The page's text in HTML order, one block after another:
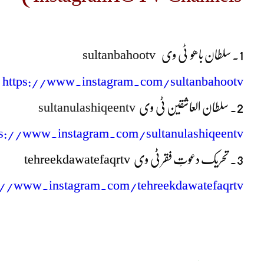
1. سلطان باھو ٹی وی sultanbahootv
https://www.instagram.com/sultanbahootv
2. سلطان العاشقین ٹی وی sultanulashiqeentv
www.instagram.com/sultanulashiqeentv
3. تحریک دعوتِ فقر ٹی وی tehreekdawatefaqrtv
www.instagram.com/tehreekdawatefaqrtv